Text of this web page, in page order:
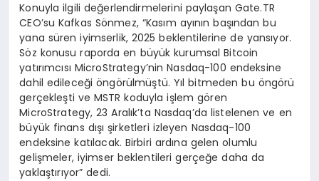
Konuyla ilgili değerlendirmelerini paylaşan Gate.TR
CEO’su Kafkas Sönmez, “Kasım ayının başından bu
yana süren iyimserlik, 2025 beklentilerine de yansıyor.
Söz konusu raporda en büyük kurumsal Bitcoin
yatırımcısı MicroStrategy’nin Nasdaq-100 endeksine
dahil edileceği öngörülmüştü. Yıl bitmeden bu öngörü
gerçekleşti ve MSTR koduyla işlem gören
MicroStrategy, 23 Aralık’ta Nasdaq’da listelenen ve en
büyük finans dışı şirketleri izleyen Nasdaq-100
endeksine katılacak. Birbiri ardına gelen olumlu
gelişmeler, iyimser beklentileri gerçeğe daha da
yaklaştırıyor” dedi.